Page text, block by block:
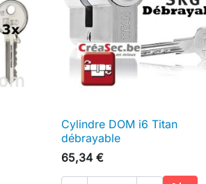
 Aperçu rapide
Cylindre DOM i6 Titan
débrayable
65,34 €